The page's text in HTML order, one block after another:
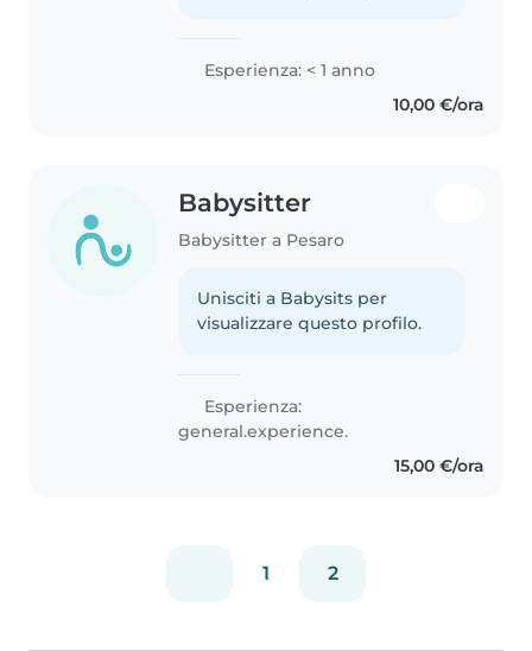
Esperienza: < 1 anno
10,00 €/ora
Babysitter
Babysitter a Pesaro
Unisciti a Babysits per
visualizzare questo profilo.
Esperienza:
general.experience.
15,00 €/ora
1 2